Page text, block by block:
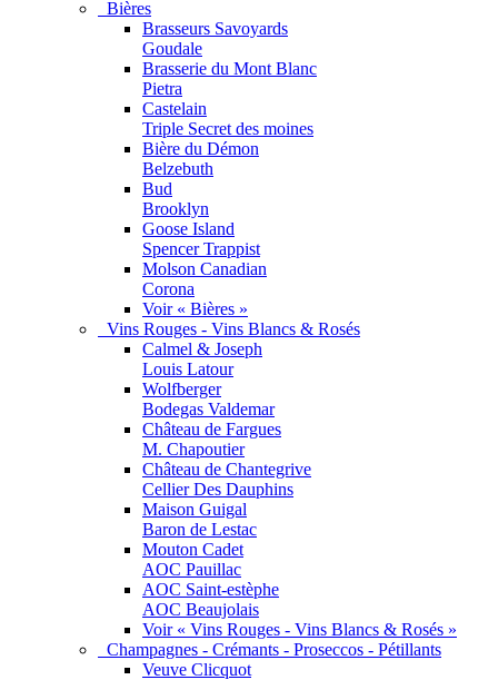
Bières
Brasseurs Savoyards
Goudale
Brasserie du Mont Blanc
Pietra
Castelain
Triple Secret des moines
Bière du Démon
Belzebuth
Bud
Brooklyn
Goose Island
Spencer Trappist
Molson Canadian
Corona
Voir « Bières »
Vins Rouges - Vins Blancs & Rosés
Calmel & Joseph
Louis Latour
Wolfberger
Bodegas Valdemar
Château de Fargues
M. Chapoutier
Château de Chantegrive
Cellier Des Dauphins
Maison Guigal
Baron de Lestac
Mouton Cadet
AOC Pauillac
AOC Saint-estèphe
AOC Beaujolais
Voir « Vins Rouges - Vins Blancs & Rosés »
Champagnes - Crémants - Proseccos - Pétillants
Veuve Clicquot